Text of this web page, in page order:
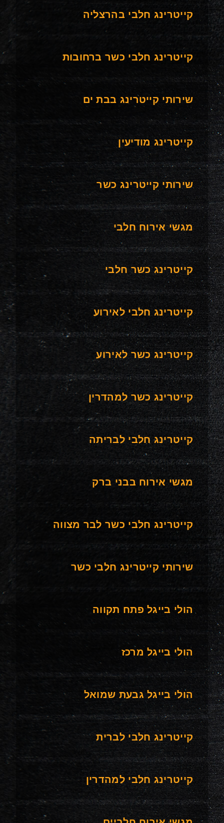
קייטרינג חלבי בהרצליה
קייטרינג חלבי כשר ברחובות
שירותי קייטרינג בבת ים
קייטרינג מודיעין
שירותי קייטרינג כשר
מגשי אירוח חלבי
קייטרינג כשר חלבי
קייטרינג חלבי לאירוע
קייטרינג כשר לאירוע
קייטרינג כשר למהדרין
קייטרינג חלבי לבריתה
מגשי אירוח בבני ברק
קייטרינג חלבי כשר לבר מצווה
שירותי קייטרינג חלבי כשר
הולי בייגל פתח תקווה
הולי בייגל מרכז
הולי בייגל גבעת שמואל
קייטרינג חלבי לברית
קייטרינג חלבי למהדרין